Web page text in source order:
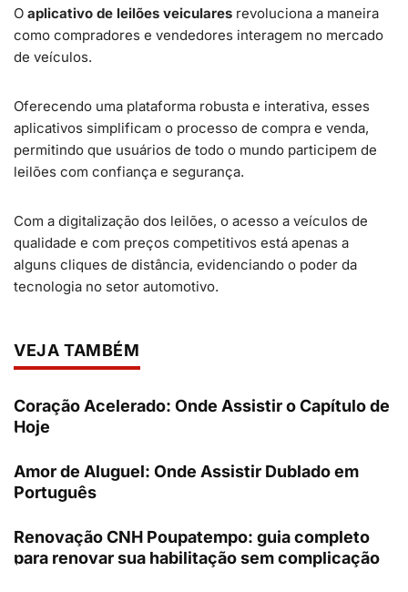
O aplicativo de leilões veiculares revoluciona a maneira
como compradores e vendedores interagem no mercado
de veículos.
Oferecendo uma plataforma robusta e interativa, esses
aplicativos simplificam o processo de compra e venda,
permitindo que usuários de todo o mundo participem de
leilões com confiança e segurança.
Com a digitalização dos leilões, o acesso a veículos de
qualidade e com preços competitivos está apenas a
alguns cliques de distância, evidenciando o poder da
tecnologia no setor automotivo.
VEJA TAMBÉM
Coração Acelerado: Onde Assistir o Capítulo de
Hoje
Amor de Aluguel: Onde Assistir Dublado em
Português
Renovação CNH Poupatempo: guia completo
para renovar sua habilitação sem complicação